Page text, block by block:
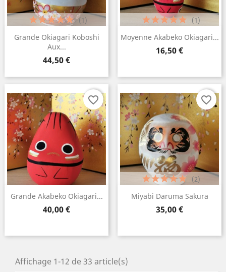
Grande Okiagari Koboshi
Aux...
Prix
44,50 €
(1)
Moyenne Akabeko Okiagari...
Prix
16,50 €
(1)
Grande Akabeko Okiagari...
Prix
40,00 €
favorite_border
Miyabi Daruma Sakura
Prix
35,00 €
(2)
favorite_border
Affichage 1-12 de 33 article(s)